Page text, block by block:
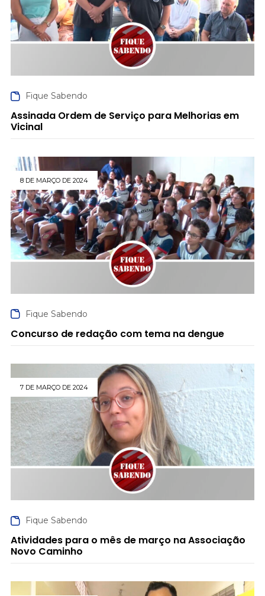
Fique Sabendo
Assinada Ordem de Serviço para Melhorias em
Vicinal
8 DE MARÇO DE 2024
Fique Sabendo
Concurso de redação com tema na dengue
7 DE MARÇO DE 2024
Fique Sabendo
Atividades para o mês de março na Associação
Novo Caminho